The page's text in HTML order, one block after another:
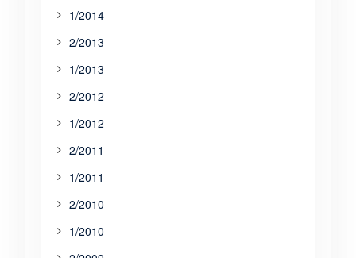
1/2014
2/2013
1/2013
2/2012
1/2012
2/2011
1/2011
2/2010
1/2010